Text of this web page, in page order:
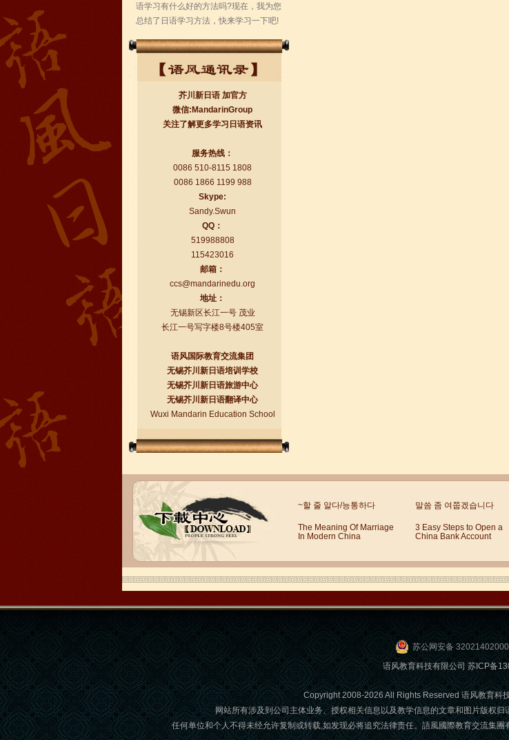
日语初级入门
日语学习的第一关，五十音图，如果连
这个您都没毅力搞定的话，那我还是劝
您早点放弃学日语的念头，一门语言的
学习将可能是很枯燥的，您...
我与日语的点点滴滴
第一篇： 一些学习日语的心得 日语完全
依靠自学难度比较大，建议刚开始的时
候跟发音好的老师学习五十音图。 入手
如何快速学习日语
一、日语学习方法小结——日语词汇 词
汇如同语言的基本单位，地位重要可想
而知。其实，在词汇这一块，中国学习
者有着得天独厚的...
芥川新日语 加官方
微信:MandarinGroup
关注了解更多学习日语资讯
服务热线：
0086 510-8115 1808
0086 1866 1199 988
Skype:
Sandy.Swun
QQ：
519988808
115423016
邮箱：
ccs@mandarinedu.org
地址：
无锡新区长江一号 茂业
长江一号写字楼8号楼405室
语风国际教育交流集团
无锡芥川新日语培训学校
无锡芥川新日语旅游中心
无锡芥川新日语翻译中心
Wuxi Mandarin Education School
~할 줄 알다/능통하다 말씀 좀 여쭙겠습니다
The Meaning Of Marriage
In Modern China
3 Easy Steps to Open a
China Bank Account
苏公网安备
语风教育科技有限公司 苏ICP备
Copyright 2008-2026 All Rights Reserved 语风教育科
网站所有涉及到公司主体业务、授权相关信息以及教学信息的文章和图片版权
任何单位和个人不得未经允许复制或转载,如发现必将追究法律责任。語風國際教育交流集